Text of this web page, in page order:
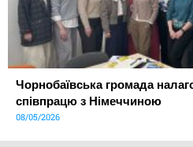
Чорнобаївська громада
співпрацю з Німеччиною
08/05/2026